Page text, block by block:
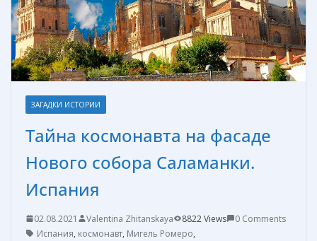
ЗАГАДКИ ИСТОРИИ
Тайна космонавта на фасаде
Нового собора Саламанки.
Испания
02.08.2021 Valentina Zhitanskaya 8822 Views
0 Comments
Испания, космонавт, Мигель Ромеро,